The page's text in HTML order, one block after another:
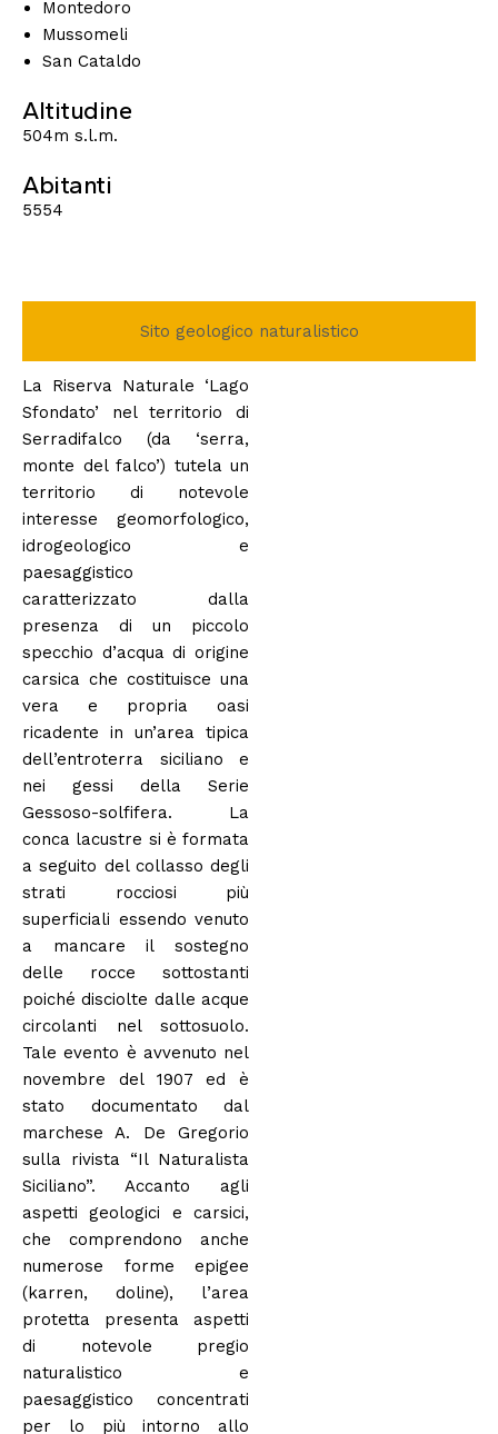
Montedoro
Mussomeli
San Cataldo
Altitudine
504m s.l.m.
Abitanti
5554
Sito geologico naturalistico
La Riserva Naturale ‘Lago
Sfondato’ nel territorio di
Serradifalco (da ‘serra,
monte del falco’) tutela un
territorio di notevole
interesse geomorfologico,
idrogeologico e
paesaggistico
caratterizzato dalla
presenza di un piccolo
specchio d’acqua di origine
carsica che costituisce una
vera e propria oasi
ricadente in un’area tipica
dell’entroterra siciliano e
nei gessi della Serie
Gessoso-solfifera. La
conca lacustre si è formata
a seguito del collasso degli
strati rocciosi più
superficiali essendo venuto
a mancare il sostegno
delle rocce sottostanti
poiché disciolte dalle acque
circolanti nel sottosuolo.
Tale evento è avvenuto nel
novembre del 1907 ed è
stato documentato dal
marchese A. De Gregorio
sulla rivista “Il Naturalista
Siciliano”. Accanto agli
aspetti geologici e carsici,
che comprendono anche
numerose forme epigee
(karren, doline), l’area
protetta presenta aspetti
di notevole pregio
naturalistico e
paesaggistico concentrati
per lo più intorno allo